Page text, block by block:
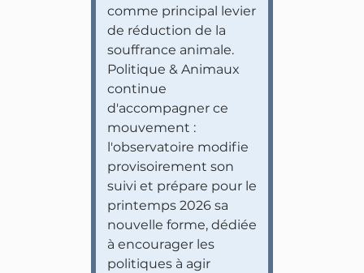
comme principal levier
de réduction de la
souffrance animale.
Politique & Animaux
continue
d'accompagner ce
mouvement :
l'observatoire modifie
provisoirement son
suivi et prépare pour le
printemps 2026 sa
nouvelle forme, dédiée
à encourager les
politiques à agir